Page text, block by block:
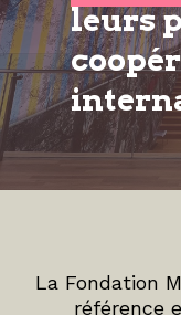
leurs
La Fondation
référence